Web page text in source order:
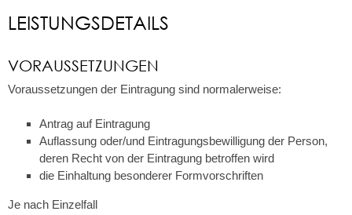
LEISTUNGSDETAILS
VORAUSSETZUNGEN
Voraussetzungen der Eintragung sind normalerweise:
Antrag auf Eintragung
Auflassung oder/und Eintragungsbewilligung der Person,
deren Recht von der Eintragung betroffen wird
die Einhaltung besonderer Formvorschriften
Je nach Einzelfall